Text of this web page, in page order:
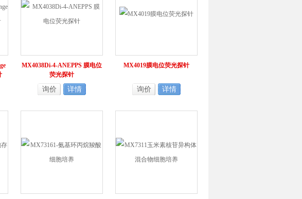
MX4038Di-4-ANEPPS 膜电位
荧光探针
询价 详情
MX4019膜电位荧光探针
询价 详情